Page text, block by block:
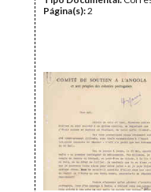
Página(s):2